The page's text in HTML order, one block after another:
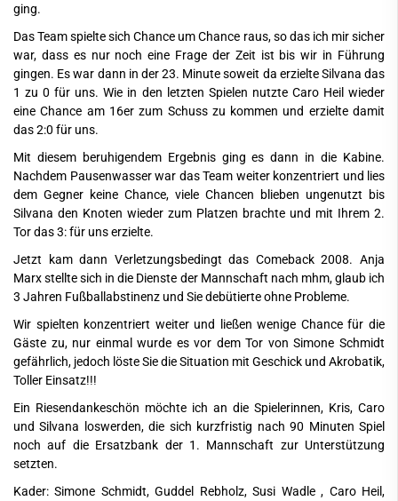
ging.
Das Team spielte sich Chance um Chance raus, so das ich mir sicher
war, dass es nur noch eine Frage der Zeit ist bis wir in Führung
gingen. Es war dann in der 23. Minute soweit da erzielte Silvana das
1 zu 0 für uns. Wie in den letzten Spielen nutzte Caro Heil wieder
eine Chance am 16er zum Schuss zu kommen und erzielte damit
das 2:0 für uns.
Mit diesem beruhigendem Ergebnis ging es dann in die Kabine.
Nachdem Pausenwasser war das Team weiter konzentriert und lies
dem Gegner keine Chance, viele Chancen blieben ungenutzt bis
Silvana den Knoten wieder zum Platzen brachte und mit Ihrem 2.
Tor das 3: für uns erzielte.
Jetzt kam dann Verletzungsbedingt das Comeback 2008. Anja
Marx stellte sich in die Dienste der Mannschaft nach mhm, glaub ich
3 Jahren Fußballabstinenz und Sie debütierte ohne Probleme.
Wir spielten konzentriert weiter und ließen wenige Chance für die
Gäste zu, nur einmal wurde es vor dem Tor von Simone Schmidt
gefährlich, jedoch löste Sie die Situation mit Geschick und Akrobatik,
Toller Einsatz!!!
Ein Riesendankeschön möchte ich an die Spielerinnen, Kris, Caro
und Silvana loswerden, die sich kurzfristig nach 90 Minuten Spiel
noch auf die Ersatzbank der 1. Mannschaft zur Unterstützung
setzten.
Kader: Simone Schmidt, Guddel Rebholz, Susi Wadle , Caro Heil,